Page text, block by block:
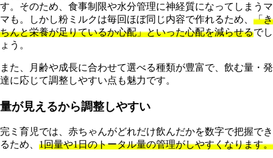
す。そのため、 食事制限や水分管理に神経質になってしまうマ
マも。
しかし粉ミルクは毎回ほぼ同じ内容で作れるため、 「き
ちんと栄養が足りているか心配」といった心配を減らせるでし
ょう。
また、月齢や成長に合わせて選べる種類が豊富で、飲む量・発
達に応じて調整しやすい点も魅力です。
量が見えるから調整しやすい
完ミ育児では、赤ちゃんがどれだけ飲んだかを数字で把握でき
るため、 1回量や1日のトータル量の管理がしやすくなります。